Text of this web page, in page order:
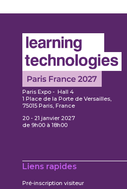
Paris Expo - Hall 4
1 Place de la Porte de Versailles,
75015 Paris, France
20 - 21 janvier 2027
de 9h00 à 18h00
Liens rapides
Pré-inscription visiteur